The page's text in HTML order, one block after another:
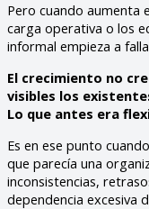
Pero cuando aumenta
carga operativa o los
informal empieza a
El crecimiento no
visibles los
Lo que antes era
Es en ese punto
que parecía una
inconsistencias,
dependencia excesiva